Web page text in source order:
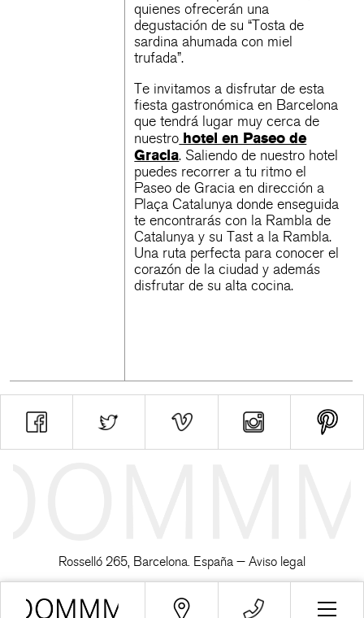
quienes ofrecerán una
degustación de su “Tosta de
sardina ahumada con miel
trufada”.
Te invitamos a disfrutar de esta
fiesta gastronómica en Barcelona
que tendrá lugar muy cerca de
nuestro hotel en Paseo de
Gracia. Saliendo de nuestro hotel
puedes recorrer a tu ritmo el
Paseo de Gracia en dirección a
Plaça Catalunya donde enseguida
te encontrarás con la Rambla de
Catalunya y su Tast a la Rambla.
Una ruta perfecta para conocer el
corazón de la ciudad y además
disfrutar de su alta cocina.
Rosselló 265, Barcelona. España — Aviso legal